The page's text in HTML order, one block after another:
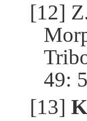
[12]
49:
[13]